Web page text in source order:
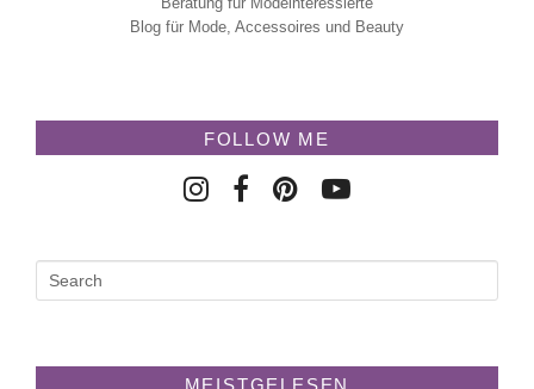
Blog für Mode, Accessoires und Beauty
FOLLOW ME
MEISTGELESEN